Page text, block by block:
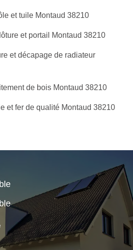
et tuile Montaud 38210
et portail Montaud 38210
et décapage de radiateur
de bois Montaud 38210
et fer de qualité Montaud 38210